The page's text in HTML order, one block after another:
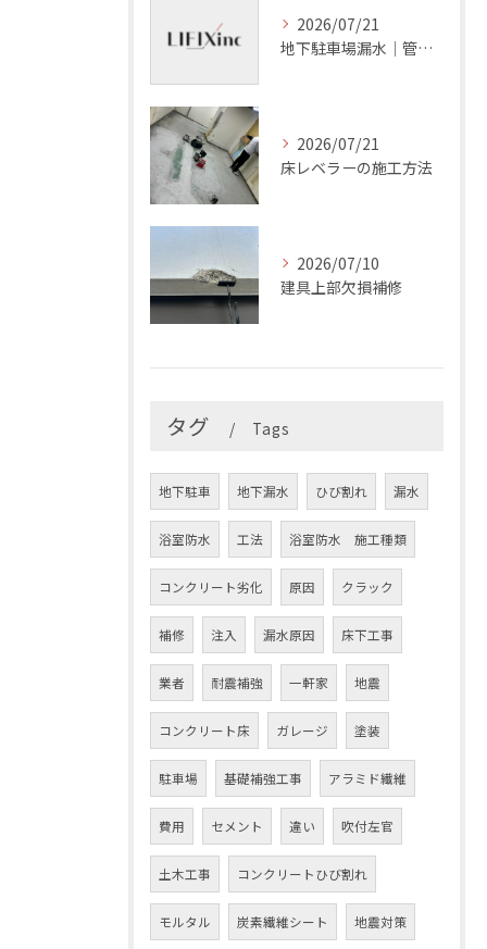
2026/07/21
地下駐車場漏水｜管理会社の確認項目
2026/07/21
床レベラーの施工方法
2026/07/10
建具上部欠損補修
タグ Tags
地下駐車 地下漏水 ひび割れ 漏水
浴室防水 工法 浴室防水 施工種類
コンクリート劣化 原因 クラック
補修 注入 漏水原因 床下工事
業者 耐震補強 一軒家 地震
コンクリート床 ガレージ 塗装
駐車場 基礎補強工事 アラミド繊維
費用 セメント 違い 吹付左官
土木工事 コンクリートひび割れ
モルタル 炭素繊維シート 地震対策